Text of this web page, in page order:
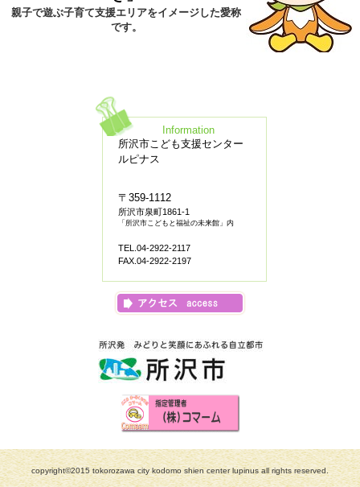
親子で遊ぶ子育て支援エリアをイメージした愛称
です。
Information
所沢市こども支援センター
ルピナス
〒359-1112
所沢市泉町1861-1
「所沢市こどもと福祉の未来館」内
TEL.04-2922-2117
FAX.04-2922-2197
copyright©2015 tokorozawa city kodomo shien center lupinus all rights reserved.